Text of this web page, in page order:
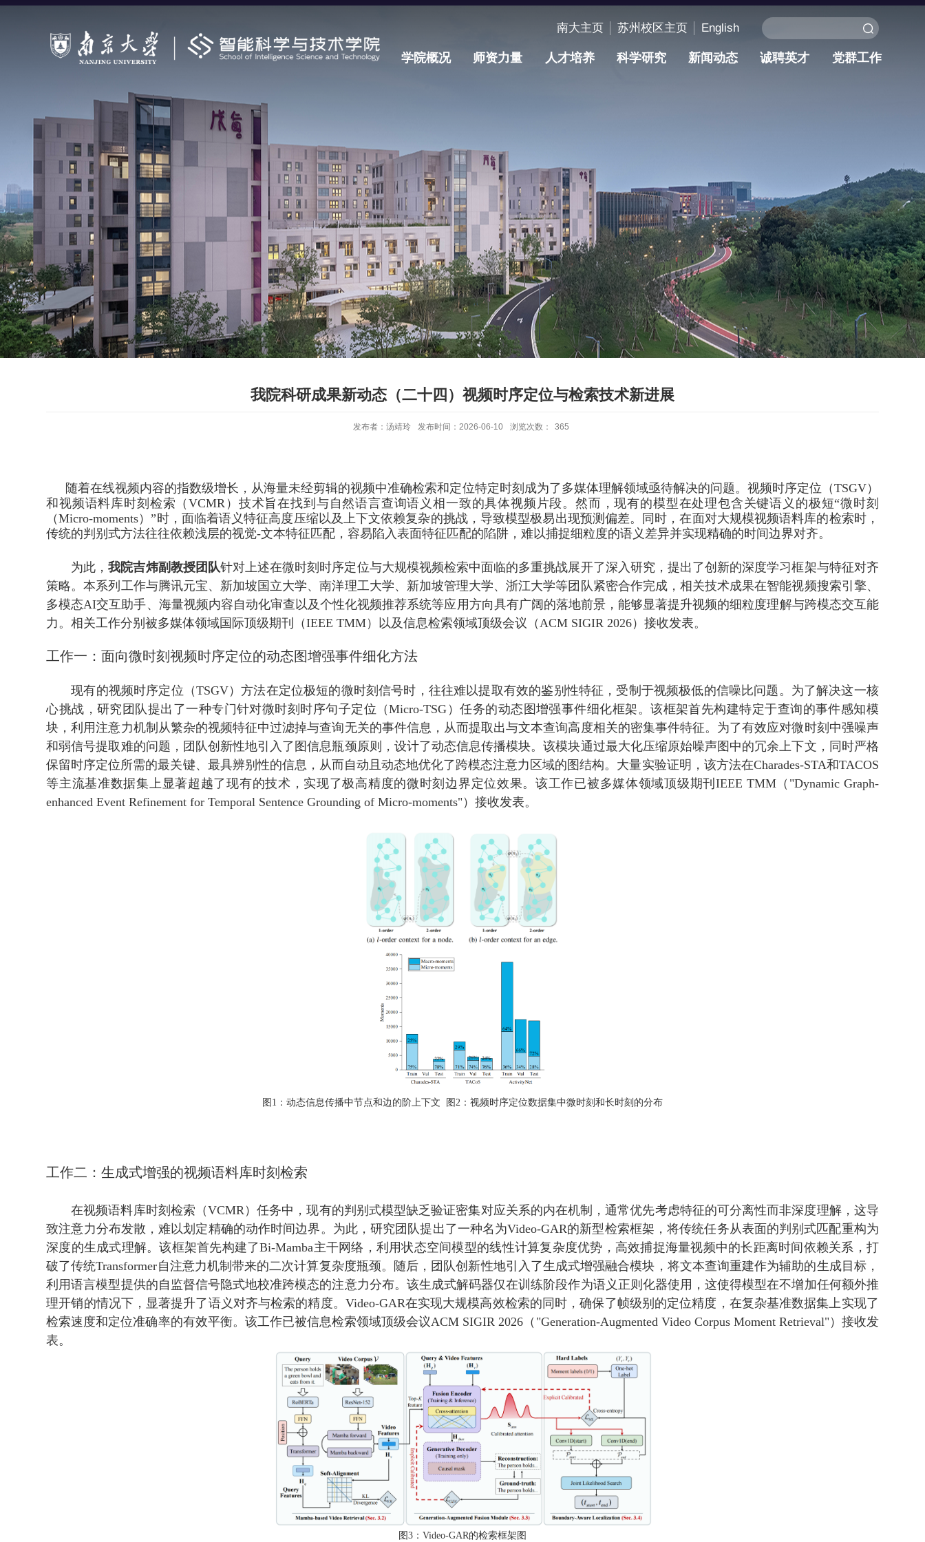
南大主页 苏州校区主页 English
学院概况 师资力量 人才培养 科学研究 新闻动态 诚聘英才 党群工作
我院科研成果新动态（二十四）视频时序定位与检索技术新进展
发布者：汤靖玲 发布时间：2026-06-10 浏览次数： 365
随着在线视频内容的指数级增长，从海量未经剪辑的视频中准确检索和定位特定时刻成为了多媒体理解领域亟待解决的问题。视频时序定位（TSGV）
和视频语料库时刻检索（VCMR）技术旨在找到与自然语言查询语义相一致的具体视频片段。然而，现有的模型在处理包含关键语义的极短“微时刻
（Micro-moments）”时，面临着语义特征高度压缩以及上下文依赖复杂的挑战，导致模型极易出现预测偏差。同时，在面对大规模视频语料库的检索时，
传统的判别式方法往往依赖浅层的视觉-文本特征匹配，容易陷入表面特征匹配的陷阱，难以捕捉细粒度的语义差异并实现精确的时间边界对齐。
为此，我院吉炜副教授团队针对上述在微时刻时序定位与大规模视频检索中面临的多重挑战展开了深入研究，提出了创新的深度学习框架与特征对齐
策略。本系列工作与腾讯元宝、新加坡国立大学、南洋理工大学、新加坡管理大学、浙江大学等团队紧密合作完成，相关技术成果在智能视频搜索引擎、
多模态AI交互助手、海量视频内容自动化审查以及个性化视频推荐系统等应用方向具有广阔的落地前景，能够显著提升视频的细粒度理解与跨模态交互能
力。相关工作分别被多媒体领域国际顶级期刊（IEEE TMM）以及信息检索领域顶级会议（ACM SIGIR 2026）接收发表。
工作一：面向微时刻视频时序定位的动态图增强事件细化方法
现有的视频时序定位（TSGV）方法在定位极短的微时刻信号时，往往难以提取有效的鉴别性特征，受制于视频极低的信噪比问题。为了解决这一核
心挑战，研究团队提出了一种专门针对微时刻时序句子定位（Micro-TSG）任务的动态图增强事件细化框架。该框架首先构建特定于查询的事件感知模
块，利用注意力机制从繁杂的视频特征中过滤掉与查询无关的事件信息，从而提取出与文本查询高度相关的密集事件特征。为了有效应对微时刻中强噪声
和弱信号提取难的问题，团队创新性地引入了图信息瓶颈原则，设计了动态信息传播模块。该模块通过最大化压缩原始噪声图中的冗余上下文，同时严格
保留时序定位所需的最关键、最具辨别性的信息，从而自动且动态地优化了跨模态注意力区域的图结构。大量实验证明，该方法在Charades-STA和TACOS
等主流基准数据集上显著超越了现有的技术，实现了极高精度的微时刻边界定位效果。该工作已被多媒体领域顶级期刊IEEE TMM（"Dynamic Graph-
enhanced Event Refinement for Temporal Sentence Grounding of Micro-moments"）接收发表。
图1：动态信息传播中节点和边的阶上下文 图2：视频时序定位数据集中微时刻和长时刻的分布
工作二：生成式增强的视频语料库时刻检索
在视频语料库时刻检索（VCMR）任务中，现有的判别式模型缺乏验证密集对应关系的内在机制，通常优先考虑特征的可分离性而非深度理解，这导
致注意力分布发散，难以划定精确的动作时间边界。为此，研究团队提出了一种名为Video-GAR的新型检索框架，将传统任务从表面的判别式匹配重构为
深度的生成式理解。该框架首先构建了Bi-Mamba主干网络，利用状态空间模型的线性计算复杂度优势，高效捕捉海量视频中的长距离时间依赖关系，打
破了传统Transformer自注意力机制带来的二次计算复杂度瓶颈。随后，团队创新性地引入了生成式增强融合模块，将文本查询重建作为辅助的生成目标，
利用语言模型提供的自监督信号隐式地校准跨模态的注意力分布。该生成式解码器仅在训练阶段作为语义正则化器使用，这使得模型在不增加任何额外推
理开销的情况下，显著提升了语义对齐与检索的精度。Video-GAR在实现大规模高效检索的同时，确保了帧级别的定位精度，在复杂基准数据集上实现了
检索速度和定位准确率的有效平衡。该工作已被信息检索领域顶级会议ACM SIGIR 2026（"Generation-Augmented Video Corpus Moment Retrieval"）接收发
表。
图3：Video-GAR的检索框架图